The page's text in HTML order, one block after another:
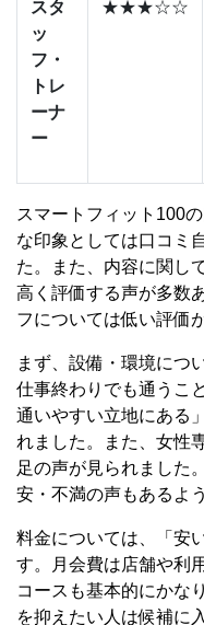
スタ
ッ
フ・
トレ
ーナ
ー
★★★☆☆
スマートフィット100
な印象としては口コミ
た。また、内容に関し
高く評価する声が多数
フについては低い評価
まず、設備・環境につ
仕事終わりでも通うこ
通いやすい立地にある
れました。また、女性
足の声が見られました
安・不満の声もあるよ
料金については、「安
す。月会費は店舗や利
コースも基本的にかな
を抑えたい人は候補に